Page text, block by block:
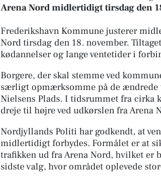
Arena Nord midlertidigt tirsdag den
Frederikshavn Kommune justerer
Nord tirsdag den 18. november.
kødannelser og lange ventetider i
Borgere, der skal stemme ved
særligt opmærksomme på de ændrede
Nielsens Plads. I tidsrummet fra
dreje til højre ved udkørslen fra Arena
Nordjyllands Politi har godkendt, at
midlertidigt forbydes. Formålet er at
trafikken ud fra Arena Nord, hvilket er
sidste valg, hvor området oplevede